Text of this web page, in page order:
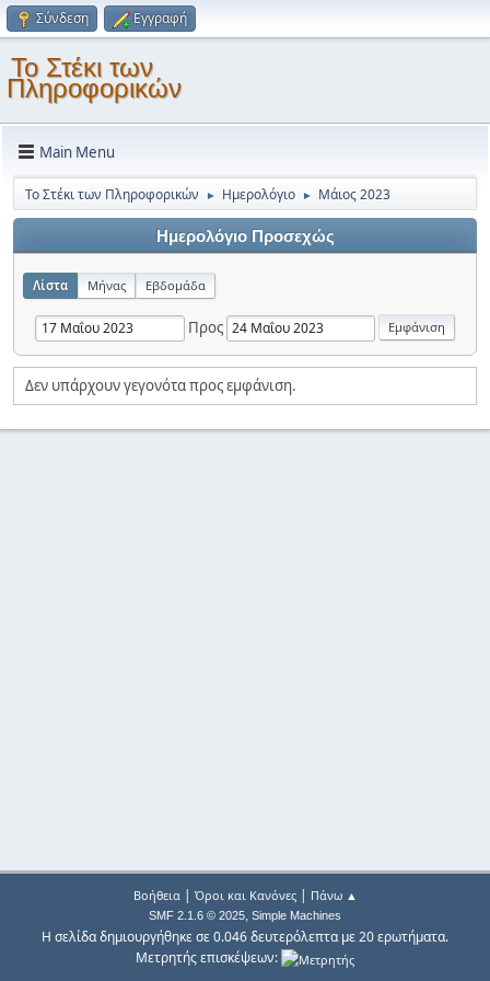
Σύνδεση Εγγραφή
Το Στέκι των
Πληροφορικών
Main Menu
Το Στέκι των Πληροφορικών ► Ημερολόγιο ► Μάιος 2023
Ημερολόγιο Προσεχώς
Λίστα Μήνας Εβδομάδα
Προς
Δεν υπάρχουν γεγονότα προς εμφάνιση.
Βοήθεια| Όροι και Κανόνες| Πάνω ▲
SMF 2.1.6 © 2025, Simple Machines
Η σελίδα δημιουργήθηκε σε 0.046 δευτερόλεπτα με 20 ερωτήματα.
Μετρητής επισκέψεων: